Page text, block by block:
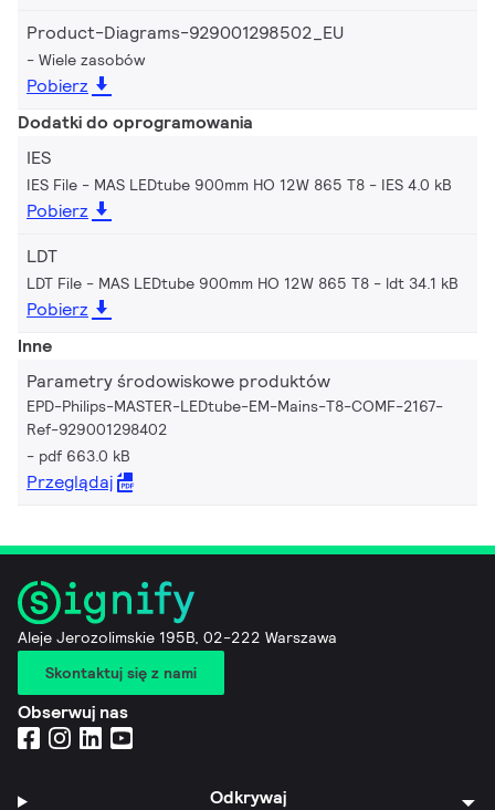
Product-Diagrams-929001298502_EU
Wiele zasobów
Pobierz
Dodatki do oprogramowania
IES
IES File - MAS LEDtube 900mm HO 12W 865 T8 IES 4.0 kB
Pobierz
LDT
LDT File - MAS LEDtube 900mm HO 12W 865 T8 ldt 34.1 kB
Pobierz
Inne
Parametry środowiskowe produktów
EPD-Philips-MASTER-LEDtube-EM-Mains-T8-COMF-2167-
Ref-929001298402
pdf 663.0 kB
Przeglądaj
Aleje Jerozolimskie 195B, 02-222 Warszawa
Skontaktuj się z nami
Obserwuj nas
Odkrywaj